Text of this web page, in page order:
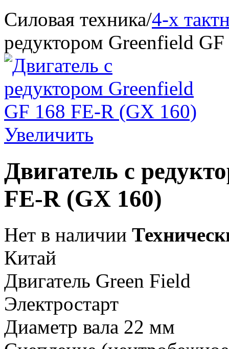
Силовая техника/4-х
редуктором Greenfield
Увеличить
Двигатель с
FE-R (GX 160)
Нет в наличии
Китай
Двигатель Green Field
Электростарт
Диаметр вала 22 мм